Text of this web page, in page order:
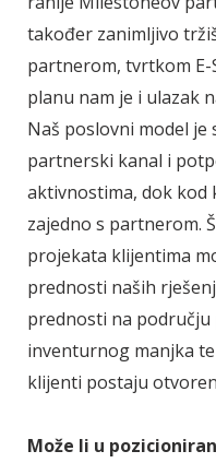
također zanimljivo
partnerom, tvrtkom E-
planu nam je i ulazak
Naš poslovni model
partnerski kanal i
aktivnostima, dok kod
zajedno s partnerom.
projekata klijentima
prednosti naših
prednosti na području
inventurnog manjka
klijenti postaju
Može li u